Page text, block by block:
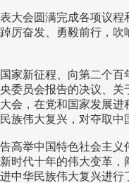
大会圆满完成各项议
厉奋发、勇毅前行，
家新征程、向第二个
委员会报告的决议、
会，在党和国家发展
伟大复兴，对夺取
高举中国特色社会主
时代十年的伟大变革
华民族伟大复兴进